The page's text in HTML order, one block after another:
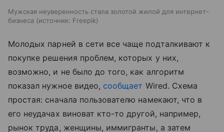
Мужская неуверенность стала золотой жилой для интернет-
бизнеса
источник: Freepik
Молодых парней в сети все чаще подталкивают к
покупке решения проблем, которых у них,
возможно, и не было до того, как алгоритм
показал нужное видео, сообщает Wired. Схема
простая: сначала пользователю намекают, что в
его неудачах виноват кто-то другой, например,
рынок труда, женщины, иммигранты, а затем